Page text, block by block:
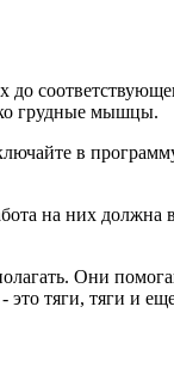
грудные мышцы.
в
на них
Они
тяги, тяги и